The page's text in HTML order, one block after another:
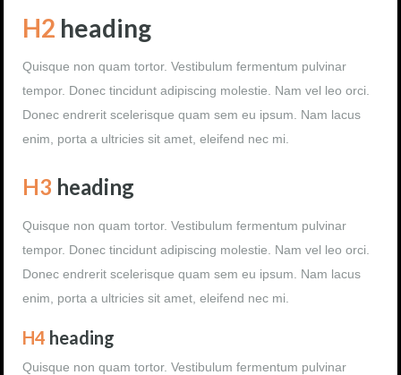
H2 heading
Quisque non quam tortor. Vestibulum fermentum pulvinar
tempor. Donec tincidunt adipiscing molestie. Nam vel leo orci.
Donec endrerit scelerisque quam sem eu ipsum. Nam lacus
enim, porta a ultricies sit amet, eleifend nec mi.
H3 heading
Quisque non quam tortor. Vestibulum fermentum pulvinar
tempor. Donec tincidunt adipiscing molestie. Nam vel leo orci.
Donec endrerit scelerisque quam sem eu ipsum. Nam lacus
enim, porta a ultricies sit amet, eleifend nec mi.
H4 heading
Quisque non quam tortor. Vestibulum fermentum pulvinar